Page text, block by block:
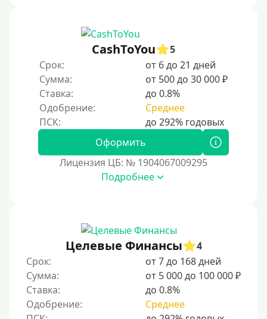
CashToYou
5
Срок:
от 6 до 21 дней
Сумма:
от 500 до 30 000 ₽
Ставка:
до 0.8%
Одобрение:
Среднее
Оформить
Лицензия ЦБ: № 1904067009295
Подробнее
Целевые Финансы
4
Срок:
от 7 до 168 дней
Сумма:
от 5 000 до 100 000 ₽
Ставка:
до 0.8%
Одобрение:
Среднее